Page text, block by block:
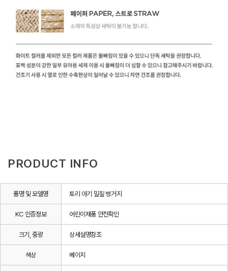
PRODUCT INFO
품명 및 모델명 토리 아기 밀짚 벙거지
KC 인증정보 어린이제품 안전확인
크기, 중량 상세설명참조
색상 베이지